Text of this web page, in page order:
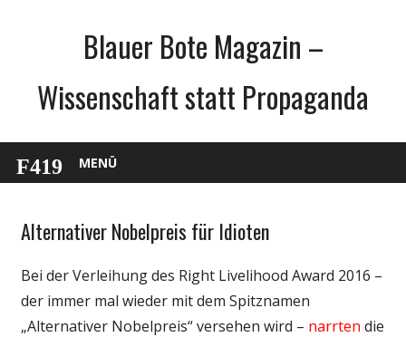
Blauer Bote Magazin –
Wissenschaft statt Propaganda
MENÜ
Gesellschaft
Politik
Wissenschaft
Alternativer Nobelpreis für Idioten
Bei der Verleihung des Right Livelihood Award 2016 –
der immer mal wieder mit dem Spitznamen
„Alternativer Nobelpreis“ versehen wird – narrten die